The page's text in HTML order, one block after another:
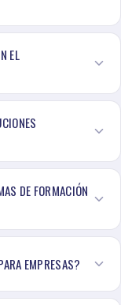
EL
DE FORMACIÓN
EMPRESAS?